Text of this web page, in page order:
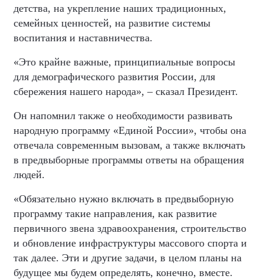
детства, на укрепление наших традиционных,
семейных ценностей, на развитие системы
воспитания и наставничества.
«Это крайне важные, принципиальные вопросы
для демографического развития России, для
сбережения нашего народа», – сказал Президент.
Он напомнил также о необходимости развивать
народную программу «Единой России», чтобы она
отвечала современным вызовам, а также включать
в предвыборные программы ответы на обращения
людей.
«Обязательно нужно включать в предвыборную
программу такие направления, как развитие
первичного звена здравоохранения, строительство
и обновление инфраструктуры массового спорта и
так далее. Эти и другие задачи, в целом планы на
будущее мы будем определять, конечно, вместе.